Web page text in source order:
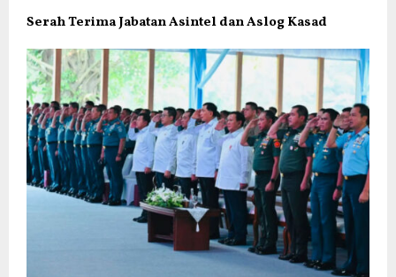
Serah Terima Jabatan Asintel dan Aslog Kasad